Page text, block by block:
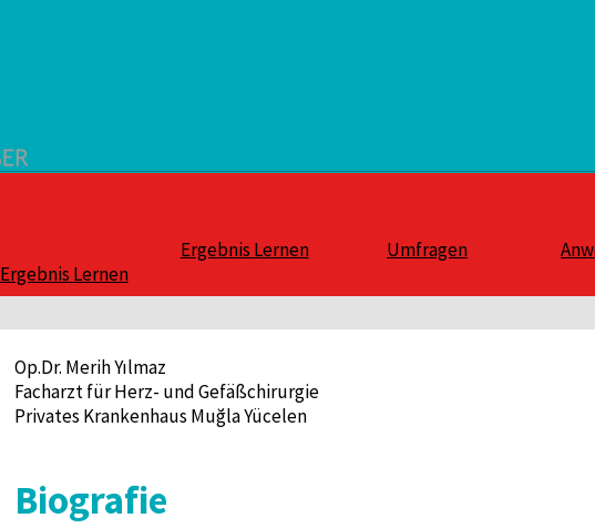
Op.Dr. Merih Yılmaz
Facharzt für Herz- und Gefäßchirurgie
Privates Krankenhaus Muğla Yücelen
Biografie
Ergebnis Lernen
Ergebnis Lernen Umfragen